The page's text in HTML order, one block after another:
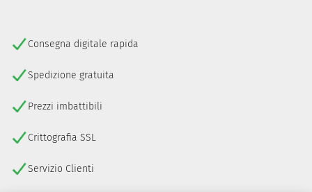
Consegna digitale rapida
Spedizione gratuita
Prezzi imbattibili
Crittografia SSL
Servizio Clienti